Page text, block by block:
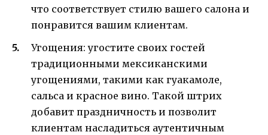
что соответствует стилю вашего салона и
понравится вашим клиентам.
Угощения: угостите своих гостей
традиционными мексиканскими
угощениями, такими как гуакамоле,
сальса и красное вино. Такой штрих
добавит праздничность и позволит
клиентам насладиться аутентичным